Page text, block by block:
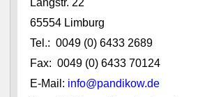
Langstr. 22
65554 Limburg
Tel.: 0049 (0) 6433 2689
Fax: 0049 (0) 6433 70124
E-Mail: info@pandikow.de